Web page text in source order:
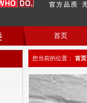
首页
帮助中心
您当前的位置： 首页